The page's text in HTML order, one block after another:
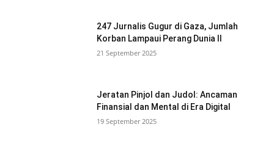
247 Jurnalis Gugur di Gaza, Jumlah
Korban Lampaui Perang Dunia II
21 September 2025
Jeratan Pinjol dan Judol: Ancaman
Finansial dan Mental di Era Digital
19 September 2025